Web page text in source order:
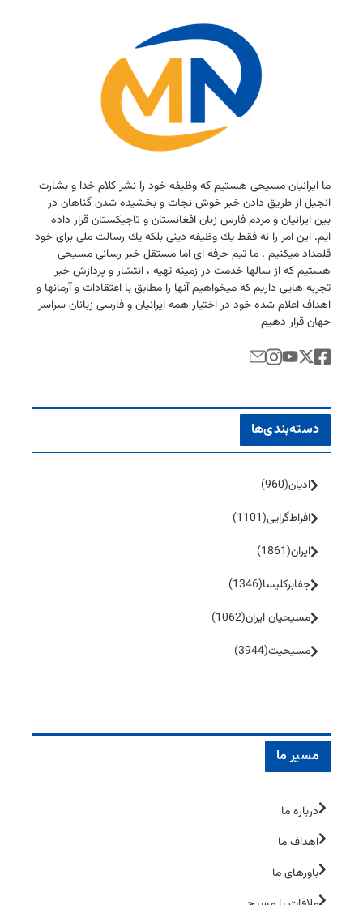
ما ایرانیان مسیحی هستیم كه وظیفه خود را نشر كلام خدا و بشارت
انجیل از طریق دادن خبر خوش نجات و بخشیده شدن گناهان در
بین ایرانیان و مردم فارس زبان افغانستان و تاجیكستان قرار داده
ایم. این امر را نه فقط یك وظیفه دینی بلكه یك رسالت ملی برای خود
قلمداد میكنیم . ما تیم حرفه ای اما مستقل خبر رسانی مسیحی
هستیم كه از سالها خدمت در زمینه تهیه ، انتشار و پردازش خبر
تجربه هایی داریم كه میخواهیم آنها را مطابق با اعتقادات و آرمانها و
اهداف اعلام شده خود در اختیار همه ایرانیان و فارسی زبانان سراسر
جهان قرار دهیم
دسته‌بندی‌ها
ادیان(960)
افراط‌گرایی(1101)
ایران(1861)
جفا‌بر‌کلیسا(1346)
مسیحیان ایران(1062)
مسیحیت(3944)
مسیر ما
درباره ما
اهداف ما
باورهای ما